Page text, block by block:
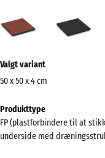
(active)
information
om
Vis
farvepalette
Valgt variant
50 x 50 x 4 cm
til
forsendelse
Produkttype
FP (plastforbindere til at
underside med